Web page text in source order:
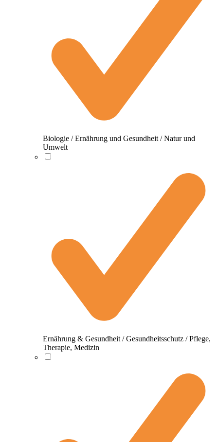
Biologie / Ernährung und Gesundheit / Natur und
Umwelt
Ernährung & Gesundheit / Gesundheitsschutz / Pflege,
Therapie, Medizin